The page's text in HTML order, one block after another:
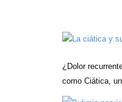
¿Dolor
como Ciática,